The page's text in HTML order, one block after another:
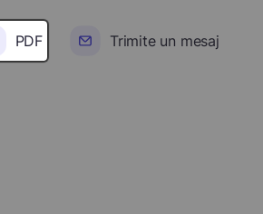
PDF Trimite un mesaj